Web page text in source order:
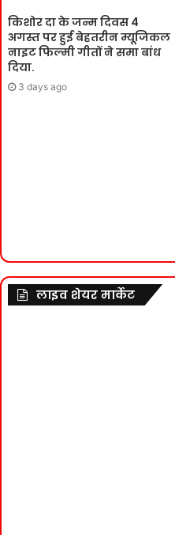
किशोर दा के जन्म दिवस 4
अगस्त पर हुई बेहतरीन म्यूजिकल
नाइट फिल्मी गीतों ने समा बांध
दिया.
3 days ago
लाइव शेयर मार्केट